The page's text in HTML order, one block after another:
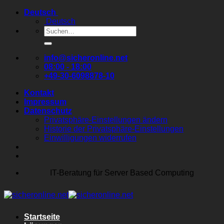
Zum
springen
Deutsch
Deutsch
Suchen
nach:
info@sicheronline.net
08:00 - 18:00
+49-30-6098878-10
Kontakt
Impressum
Datenschutz
Privatsphäre-Einstellungen ändern
Historie der Privatsphäre-Einstellungen
Einwilligungen widerrufen
IT-Beratung für Server Based Computing
Startseite